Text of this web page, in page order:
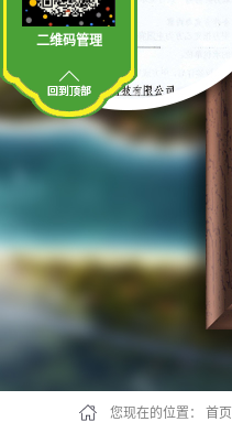
您现在的位置： 首页
二维码管理